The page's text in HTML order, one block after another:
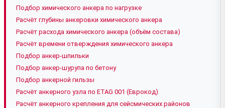
Подбор химического анкера по нагрузке
Расчёт глубины анкеровки химического анкера
Расчёт расхода химического анкера (объём состава)
Расчёт времени отверждения химического анкера
Подбор анкер-шпильки
Подбор анкер-шурупа по бетону
Подбор анкерной гильзы
Расчёт анкерного узла по ETAG 001 (Еврокод)
Расчёт анкерного крепления для сейсмических районов